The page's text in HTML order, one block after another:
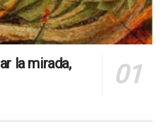
la mirada,